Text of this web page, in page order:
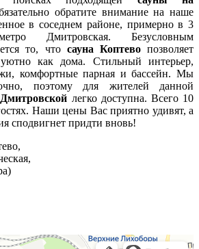
обратите внимание на наше
в соседнем районе, примерно в 3
Дмитровская. Безусловным
то, что сауна Коптевопозволяет
уютно как дома. Стильный интерьер,
комфортные парная и бассейн. Мы
поэтому для жителей данной
легко доступна. Всего 10
Наши цены Вас приятно удивят, а
сподвигнет придти вновь!